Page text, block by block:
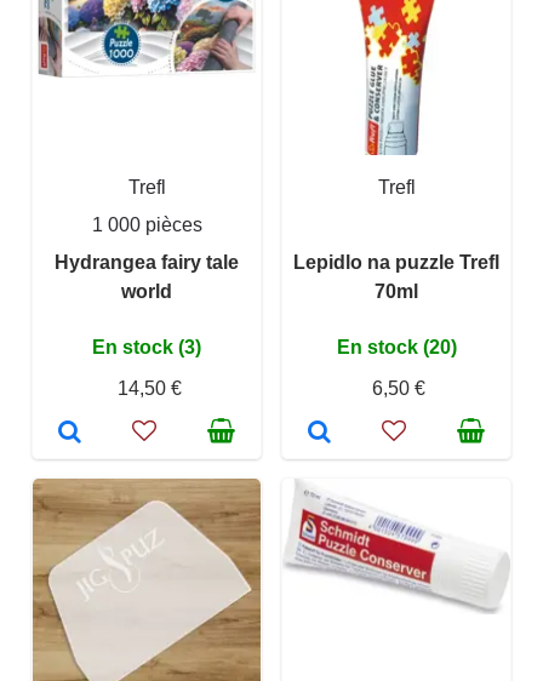
Trefl
1 000 pièces
Hydrangea fairy tale
world
En stock (3)
14,50 €
Trefl
Lepidlo na puzzle Trefl
70ml
En stock (20)
6,50 €